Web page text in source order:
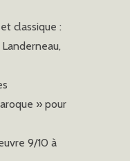
classique :
» pour
9/10 à